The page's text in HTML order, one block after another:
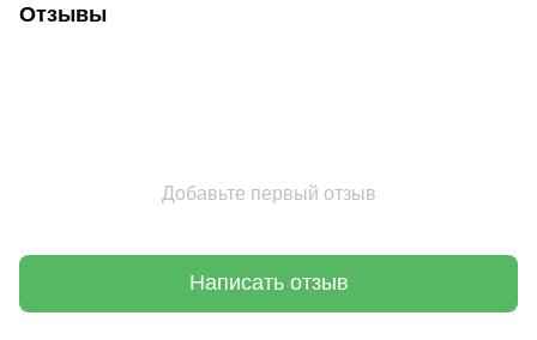
Отзывы
Добавьте первый отзыв
Написать отзыв